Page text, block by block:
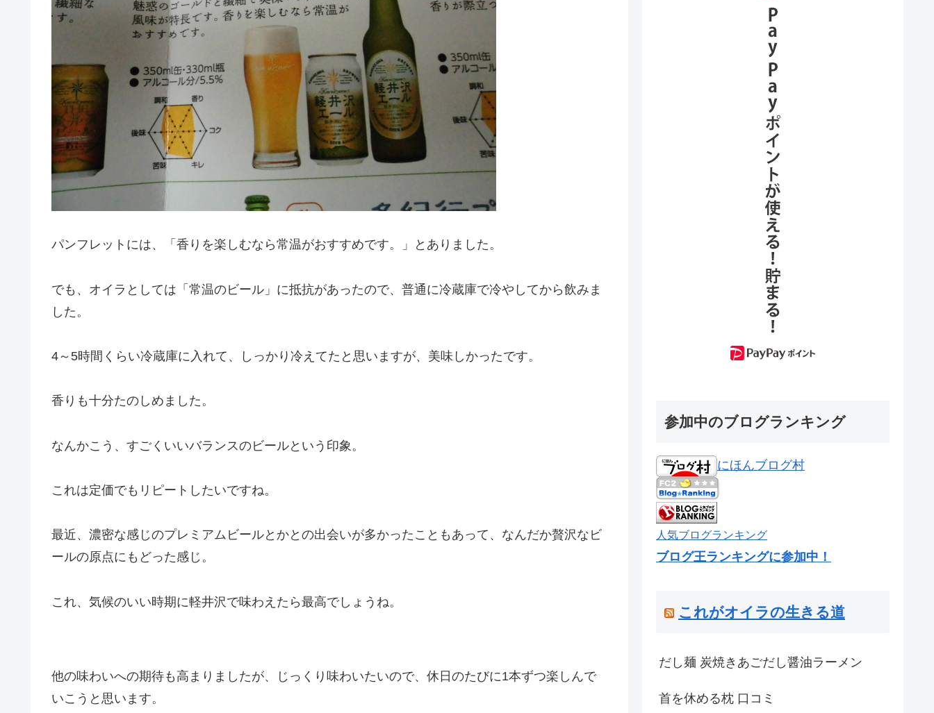
パンフレットには、「香りを楽しむなら常温がおすすめです。」とありました。
でも、オイラとしては「常温のビール」に抵抗があったので、普通に冷蔵庫で冷やしてから飲みま
した。
4～5時間くらい冷蔵庫に入れて、しっかり冷えてたと思いますが、美味しかったです。
香りも十分たのしめました。
なんかこう、すごくいいバランスのビールという印象。
これは定価でもリピートしたいですね。
最近、濃密な感じのプレミアムビールとかとの出会いが多かったこともあって、なんだか贅沢なビ
ールの原点にもどった感じ。
これ、気候のいい時期に軽井沢で味わえたら最高でしょうね。
他の味わいへの期待も高まりましたが、じっくり味わいたいので、休日のたびに1本ずつ楽しんで
いこうと思います。
参加中のブログランキング
にほんブログ村
人気ブログランキング
ブログ王ランキングに参加中！
これがオイラの生きる道
だし麺 炭焼きあごだし醤油ラーメン
首を休める枕 口コミ